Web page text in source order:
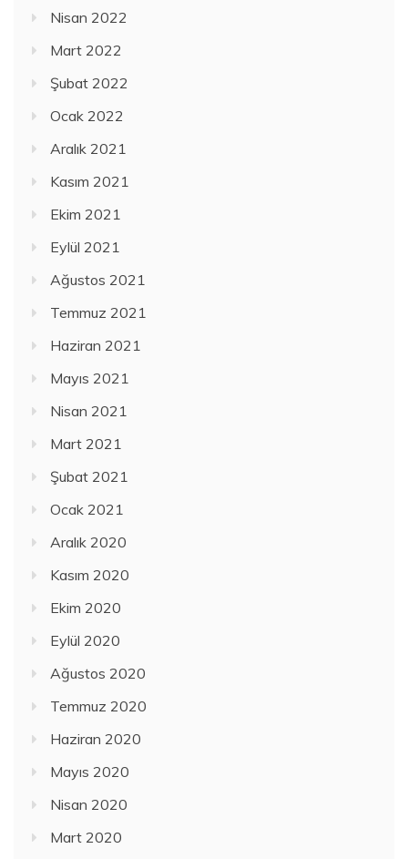
Nisan 2022
Mart 2022
Şubat 2022
Ocak 2022
Aralık 2021
Kasım 2021
Ekim 2021
Eylül 2021
Ağustos 2021
Temmuz 2021
Haziran 2021
Mayıs 2021
Nisan 2021
Mart 2021
Şubat 2021
Ocak 2021
Aralık 2020
Kasım 2020
Ekim 2020
Eylül 2020
Ağustos 2020
Temmuz 2020
Haziran 2020
Mayıs 2020
Nisan 2020
Mart 2020